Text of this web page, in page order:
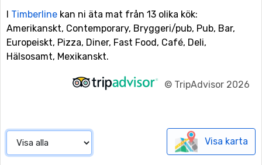
I Timberline kan ni äta mat från 13 olika kök:
Amerikanskt, Contemporary, Bryggeri/pub, Pub, Bar,
Europeiskt, Pizza, Diner, Fast Food, Café, Deli,
Hälsosamt, Mexikanskt.
© TripAdvisor 2026
Visa karta